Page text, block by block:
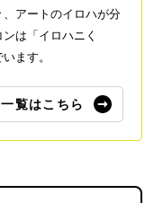
アートのイロハが分
は「イロハニく
ます。
覧はこちら